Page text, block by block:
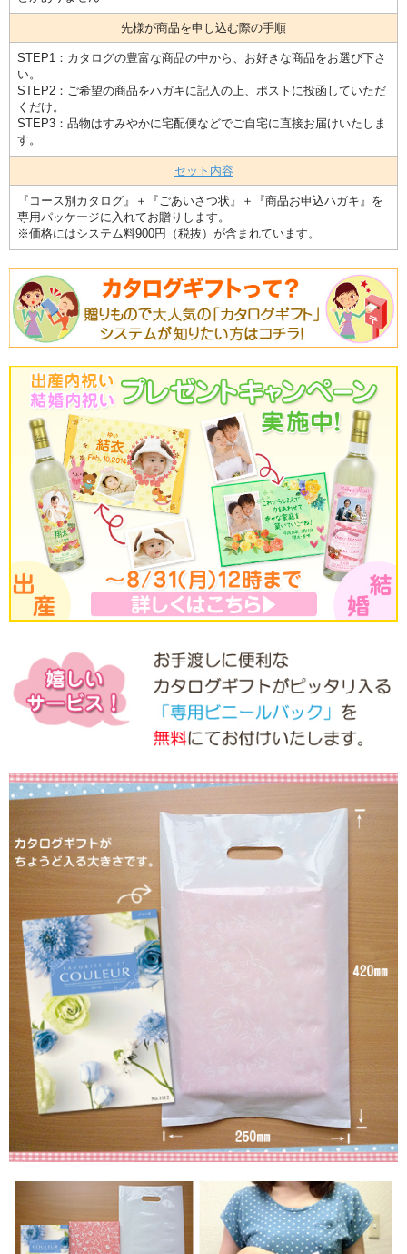
先様が商品を申し込む際の手順
STEP1：カタログの豊富な商品の中から、お好きな商品をお選び下さ
い。
STEP2：ご希望の商品をハガキに記入の上、ポストに投函していただ
くだけ。
STEP3：品物はすみやかに宅配便などでご自宅に直接お届けいたしま
す。
セット内容
『コース別カタログ』＋『ごあいさつ状』＋『商品お申込ハガキ』を
専用パッケージに入れてお贈りします。
※価格にはシステム料900円（税抜）が含まれています。